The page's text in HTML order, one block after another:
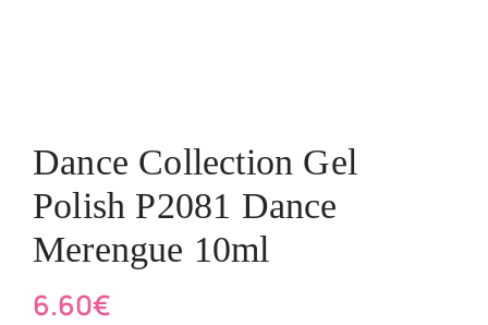
Dance Collection Gel
Polish P2081 Dance
Merengue 10ml
6.60€